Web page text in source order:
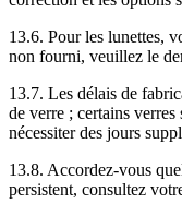
13.6. Pour les lunettes,
non fourni, veuillez le
13.7. Les délais de
de verre ; certains
nécessiter des jours
13.8. Accordez-vous
persistent, consultez